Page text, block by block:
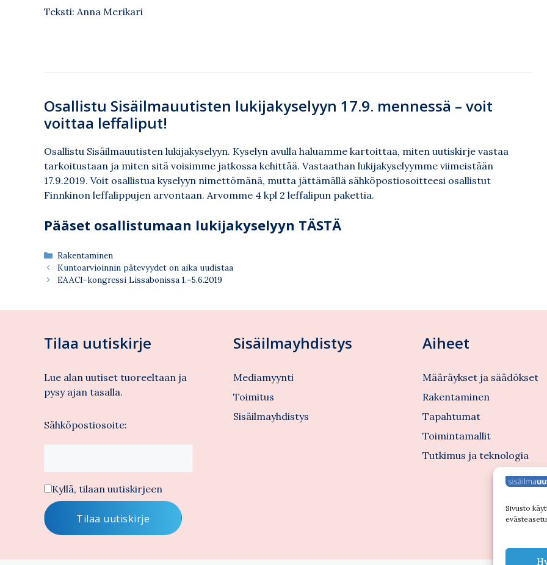
Sivusto
Teksti: Anna Merikari
Osallistu Sisäilmauutisten lukijakyselyyn 17.9. mennessä – voit
voittaa leffaliput!
Osallistu Sisäilmauutisten lukijakyselyyn. Kyselyn avulla haluamme kartoittaa, miten uutiskirje vastaa
tarkoitustaan ja miten sitä voisimme jatkossa kehittää. Vastaathan lukijakyselyymme viimeistään
17.9.2019. Voit osallistua kyselyyn nimettömänä, mutta jättämällä sähköpostiosoitteesi osallistut
Finnkinon leffalippujen arvontaan. Arvomme 4 kpl 2 leffalipun pakettia.
Pääset osallistumaan lukijakyselyyn TÄSTÄ
Kategoriat
Rakentaminen
Kuntoarvioinnin pätevyydet on aika uudistaa
EAACI-kongressi Lissabonissa 1.–5.6.2019
Tilaa uutiskirje
Lue alan uutiset tuoreeltaan ja
pysy ajan tasalla.
Sähköpostiosoite:
Kyllä, tilaan uutiskirjeen
Sisäilmayhdistys
Mediamyynti
Toimitus
Sisäilmayhdistys
Aiheet
Määräykset ja säädökset
Rakentaminen
Tapahtumat
Toimintamallit
Tutkimus ja teknologia